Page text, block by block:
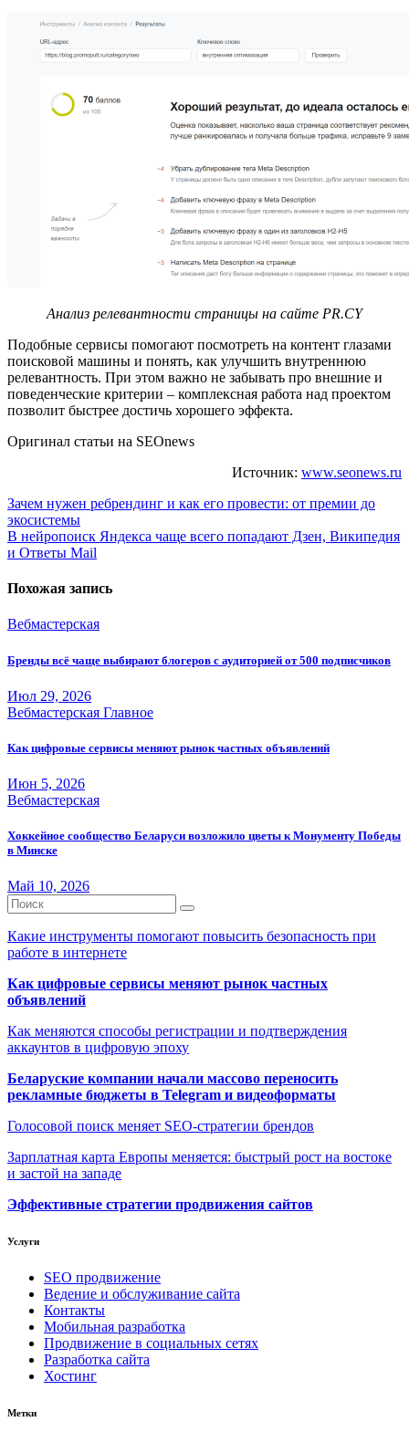
Анализ релевантности страницы на сайте PR.CY
Подобные сервисы помогают посмотреть на контент глазами
поисковой машины и понять, как улучшить внутреннюю
релевантность. При этом важно не забывать про внешние и
поведенческие критерии – комплексная работа над проектом
позволит быстрее достичь хорошего эффекта.
Оригинал статьи на SEOnews
Источник: www.seonews.ru
Навигация
по
записям
Зачем нужен ребрендинг и как его провести: от премии до
экосистемы
В нейропоиск Яндекса чаще всего попадают Дзен, Википедия
и Ответы Mail
Похожая запись
Вебмастерская
Бренды всё чаще выбирают блогеров с аудиторией от 500 подписчиков
Июл 29, 2026
Вебмастерская Главное
Как цифровые сервисы меняют рынок частных объявлений
Июн 5, 2026
Вебмастерская
Хоккейное сообщество Беларуси возложило цветы к Монументу Победы
в Минске
Май 10, 2026
Какие инструменты помогают повысить безопасность при
работе в интернете
Как цифровые сервисы меняют рынок частных
объявлений
Как меняются способы регистрации и подтверждения
аккаунтов в цифровую эпоху
Беларуские компании начали массово переносить
рекламные бюджеты в Telegram и видеоформаты
Голосовой поиск меняет SEO-стратегии брендов
Зарплатная карта Европы меняется: быстрый рост на востоке
и застой на западе
Эффективные стратегии продвижения сайтов
Услуги
SEO продвижение
Ведение и обслуживание сайта
Контакты
Мобильная разработка
Продвижение в социальных сетях
Разработка сайта
Хостинг
Метки